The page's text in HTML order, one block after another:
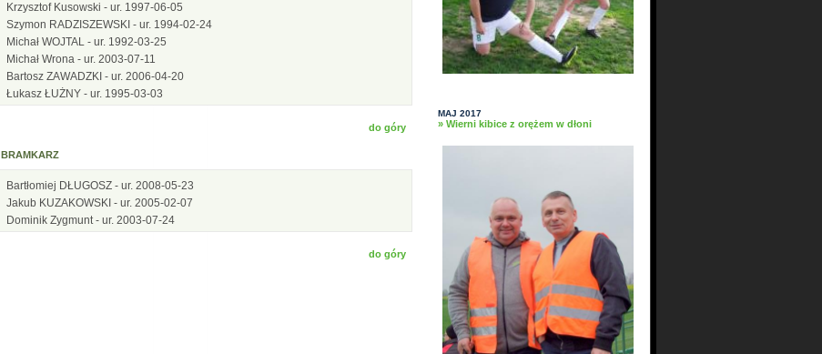
Krzysztof Kusowski - ur. 1997-06-05
Szymon RADZISZEWSKI - ur. 1994-02-24
Michał WOJTAL - ur. 1992-03-25
Michał Wrona - ur. 2003-07-11
Bartosz ZAWADZKI - ur. 2006-04-20
Łukasz ŁUŻNY - ur. 1995-03-03
do góry
BRAMKARZ
Bartłomiej DŁUGOSZ - ur. 2008-05-23
Jakub KUZAKOWSKI - ur. 2005-02-07
Dominik Zygmunt - ur. 2003-07-24
do góry
MAJ 2017
» Wierni kibice z orężem w dłoni